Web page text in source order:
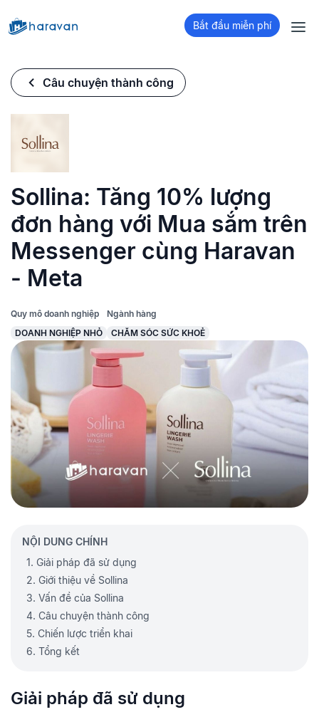
Bắt đầu miễn phí
Câu chuyện thành công
Sollina: Tăng 10% lượng
đơn hàng với Mua sắm trên
Messenger cùng Haravan
- Meta
Quy mô doanh nghiệp
DOANH NGHIỆP NHỎ
Ngành hàng
CHĂM SÓC SỨC KHOẺ
NỘI DUNG CHÍNH
1. Giải pháp đã sử dụng
2. Giới thiệu về Sollina
3. Vấn đề của Sollina
4. Câu chuyện thành công
5. Chiến lược triển khai
6. Tổng kết
Giải pháp đã sử dụng